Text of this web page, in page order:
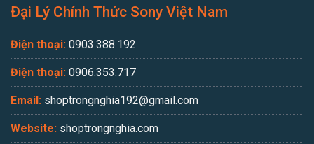
Đại Lý Chính Thức Sony Việt Nam
Điện thoại: 0903.388.192
Điện thoại: 0906.353.717
Email: shoptrongnghia192@gmail.com
Website: shoptrongnghia.com